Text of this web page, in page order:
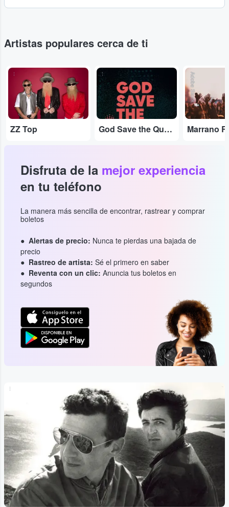
Artistas populares cerca de ti
...
ZZ Top
...
God Save the Queen
Adobe Stock
Marrano
Disfruta de la mejor experiencia
en tu teléfono
La manera más sencilla de encontrar, rastrear y comprar
boletos
Alertas de precio: Nunca te pierdas una bajada de
precio
Rastreo de artista: Sé el primero en saber
Reventa con un clic: Anuncia tus boletos en
segundos
...